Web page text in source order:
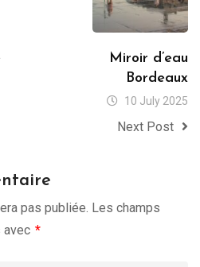
Miroir d’eau
Bordeaux
10 July 2025
Next Post
pas publiée. Les champs
avec *